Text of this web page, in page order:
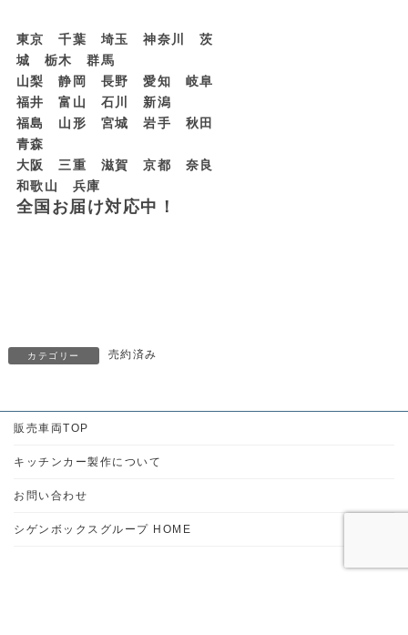
東京 千葉 埼玉 神奈川 茨
城 栃木 群馬
山梨 静岡 長野 愛知 岐阜
福井 富山 石川 新潟
福島 山形 宮城 岩手 秋田
青森
大阪 三重 滋賀 京都 奈良
和歌山 兵庫
全国お届け対応中！
カテゴリー 売約済み
販売車両TOP
キッチンカー製作について
お問い合わせ
シゲンボックスグループ HOME